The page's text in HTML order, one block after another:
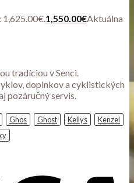
1,625.00€.1,550.00€Aktuálna
tradíciou v Senci.
doplnkov a cyklistických
pozáručný servis.
Ghos Ghost Kellys
Kenzel